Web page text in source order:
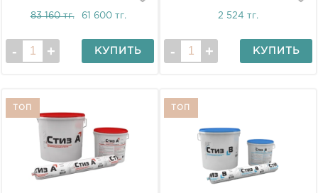
83 160 тг. 61 600 тг.
КУПИТЬ
2 524 тг.
КУПИТЬ
ТОП ТОП